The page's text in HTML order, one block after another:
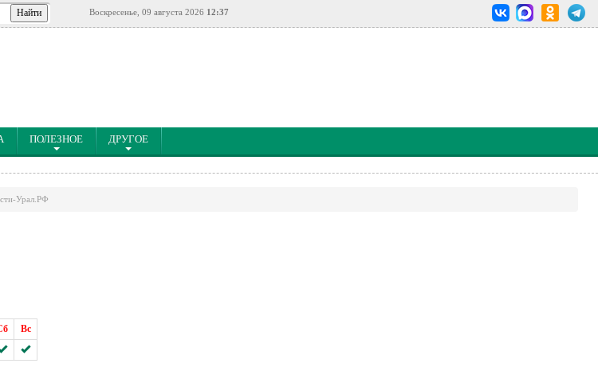
Воскресенье, 09 августа 2026 12:37
ПОЛЕЗНОЕ ДРУГОЕ
Урал.РФ
Вс